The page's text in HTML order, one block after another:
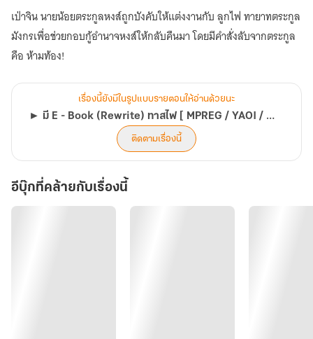
(Rewrite)
ทาส
ไฟ
/
YAOI
/
BL
]
#ทาส
หนู
เป่าจิน นายน้อยตระกูลหงส์ถูกบังคับให้แต่งงานกับ ลูกไฟ ทายาทตระกูล
มังกรเพื่อช่วยกอบกู้อำนาจหงส์ให้กลับคืนมา โดยมีคำสั่งลับจากตระกูล
คือ ห้ามท้อง!
เรื่องนี้ยังมีในรูปแบบรายตอนให้อ่านด้วยนะ
► มี E - Book (Rewrite) ทาสไฟ [ MPREG / YAOI / BL ] #ทาสหนูจีน
ติดตามเรื่องนี้
อีบุ๊กที่คล้ายกับเรื่องนี้